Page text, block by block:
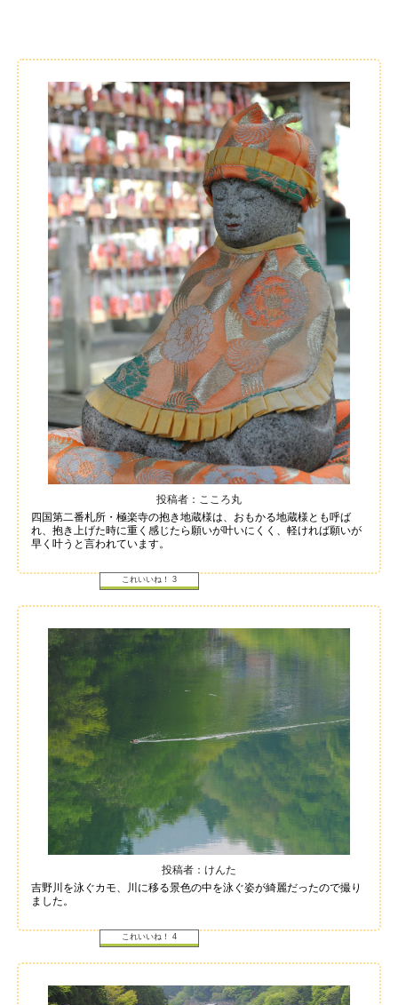
投稿者：こころ丸
四国第二番札所・極楽寺の抱き地蔵様は、おもかる地蔵様とも呼ば
れ、抱き上げた時に重く感じたら願いが叶いにくく、軽ければ願いが
早く叶うと言われています。
これいいね！ 3
投稿者：けんた
吉野川を泳ぐカモ、川に移る景色の中を泳ぐ姿が綺麗だったので撮り
ました。
これいいね！ 4